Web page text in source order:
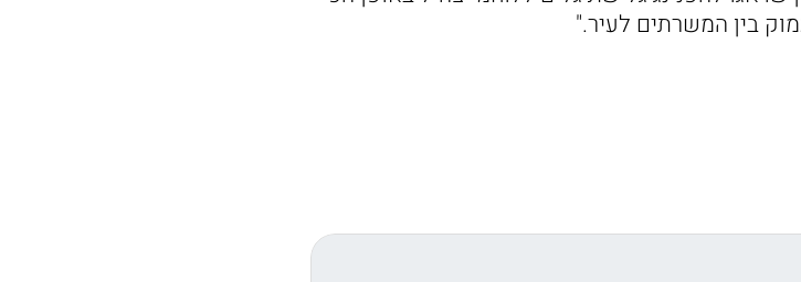
בין המשרתים לעיר."